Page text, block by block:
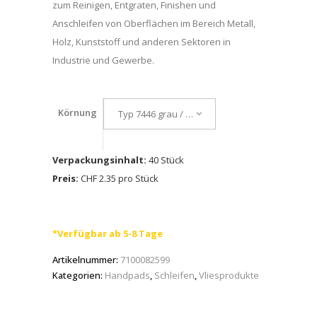
zum Reinigen, Entgraten, Finishen und
Anschleifen von Oberflächen im Bereich Metall,
Holz, Kunststoff und anderen Sektoren in
Industrie und Gewerbe.
Körnung Typ 7446 grau / S UFN
Verpackungsinhalt: 40 Stück
Preis: CHF 2.35 pro Stück
*Verfügbar ab 5-8 Tage
Artikelnummer: 7100082599
Kategorien: Handpads, Schleifen,Vliesprodukte